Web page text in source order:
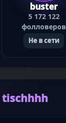
buster
5 172 122
фолловеров
Не в сети
tischhhh